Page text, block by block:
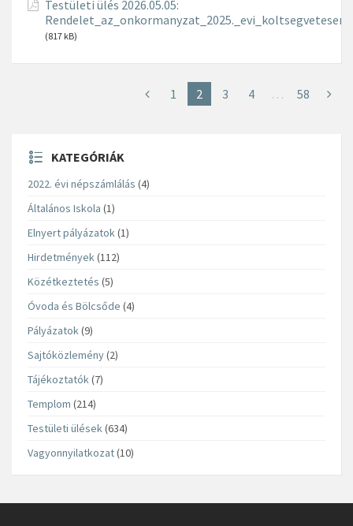
Testületi ülés 2026.05.05:
(817 kB)
1 2 3 4 … 58
KATEGÓRIÁK
2022. évi népszámlálás (4)
Általános Iskola (1)
Elnyert pályázatok(1)
Hirdetmények(112)
Közétkeztetés (5)
Óvoda és Bölcsőde (4)
Pályázatok(9)
Sajtóközlemény(2)
Tájékoztatók(7)
Templom (214)
Testületi ülések(634)
Vagyonnyilatkozat(10)